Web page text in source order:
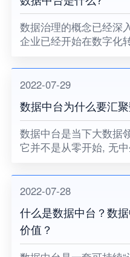
数据治理的概念已经深
企业已经开始在数字化
这些都需要结合业务来
这类问题的症结点，它不
2022-07-29
数据中台为什么要汇聚
数据中台是当下大数据
它并不是从零开始, 无
与使用的一整套体系。
2022-07-28
什么是数据中台？数
价值？